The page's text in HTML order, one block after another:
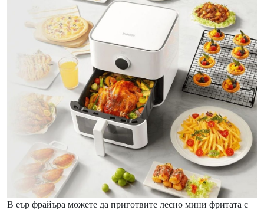
В еър фрайъра можете да приготвите лесно мини фритата с